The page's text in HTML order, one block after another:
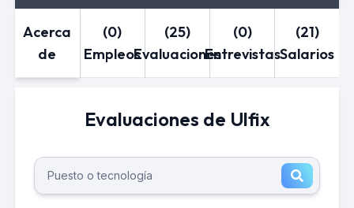
Acerca
de
(0)
Empleos
(25)
Evaluaciones
(0)
Entrevistas
(21)
Salarios
Evaluaciones de Ulfix